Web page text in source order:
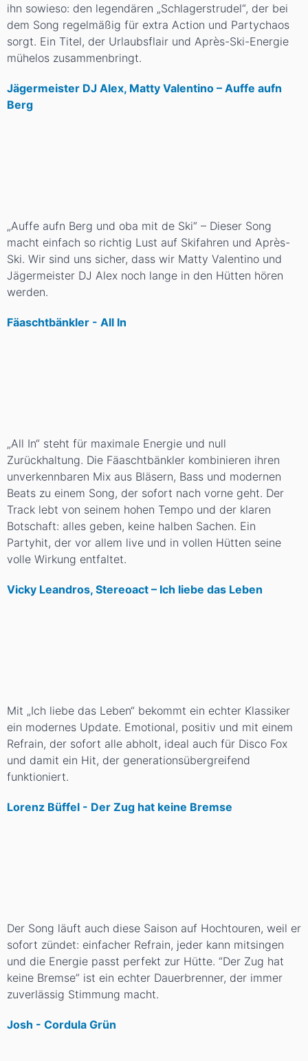
ihn sowieso: den legendären „Schlagerstrudel“, der bei
dem Song regelmäßig für extra Action und Partychaos
sorgt. Ein Titel, der Urlaubsflair und Après-Ski-Energie
mühelos zusammenbringt.
Jägermeister DJ Alex, Matty Valentino – Auffe aufn
Berg
„Auffe aufn Berg und oba mit de Ski“ – Dieser Song
macht einfach so richtig Lust auf Skifahren und Après-
Ski. Wir sind uns sicher, dass wir Matty Valentino und
Jägermeister DJ Alex noch lange in den Hütten hören
werden.
Fäaschtbänkler - All In
„All In“ steht für maximale Energie und null
Zurückhaltung. Die Fäaschtbänkler kombinieren ihren
unverkennbaren Mix aus Bläsern, Bass und modernen
Beats zu einem Song, der sofort nach vorne geht. Der
Track lebt von seinem hohen Tempo und der klaren
Botschaft: alles geben, keine halben Sachen. Ein
Partyhit, der vor allem live und in vollen Hütten seine
volle Wirkung entfaltet.
Vicky Leandros, Stereoact – Ich liebe das Leben
Mit „Ich liebe das Leben“ bekommt ein echter Klassiker
ein modernes Update. Emotional, positiv und mit einem
Refrain, der sofort alle abholt, ideal auch für Disco Fox
und damit ein Hit, der generationsübergreifend
funktioniert.
Lorenz Büffel - Der Zug hat keine Bremse
Der Song läuft auch diese Saison auf Hochtouren, weil er
sofort zündet: einfacher Refrain, jeder kann mitsingen
und die Energie passt perfekt zur Hütte. “Der Zug hat
keine Bremse” ist ein echter Dauerbrenner, der immer
zuverlässig Stimmung macht.
Josh - Cordula Grün